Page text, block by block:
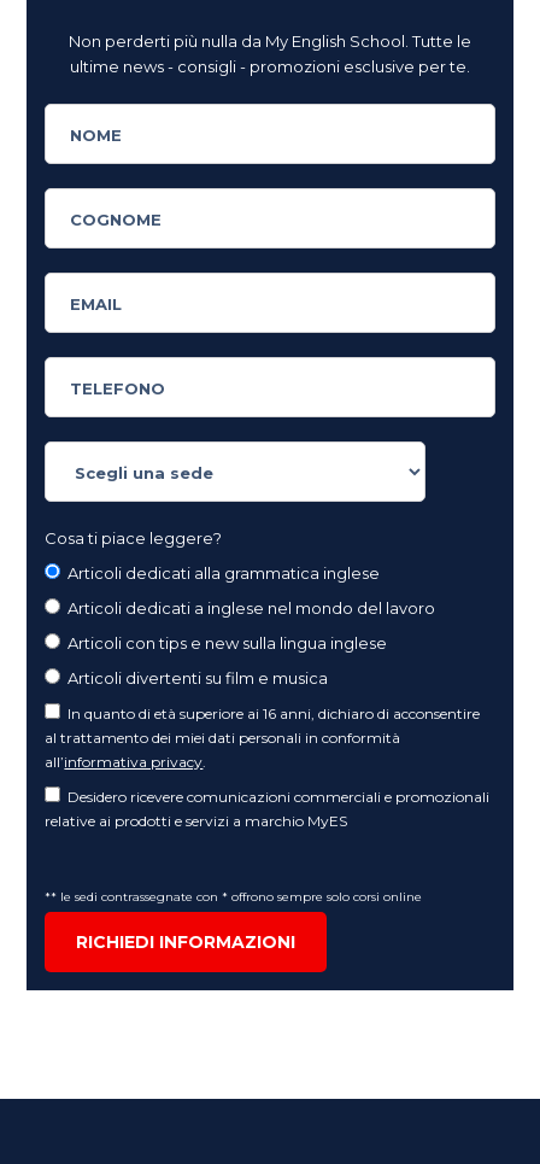
Non perderti più nulla da My English School. Tutte le
ultime news - consigli - promozioni esclusive per te.
Cosa ti piace leggere?
Articoli dedicati alla grammatica inglese
Articoli dedicati a inglese nel mondo del lavoro
Articoli con tips e new sulla lingua inglese
Articoli divertenti su film e musica
In quanto di età superiore ai 16 anni, dichiaro di acconsentire
al trattamento dei miei dati personali in conformità
all’informativa privacy
Desidero ricevere comunicazioni commerciali e promozionali
relative ai prodotti e servizi a marchio MyES
** le sedi contrassegnate con * offrono sempre solo corsi online
RICHIEDI INFORMAZIONI